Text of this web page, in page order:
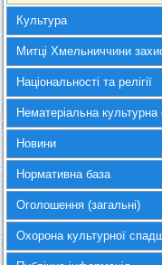
Культура
Митці Хмельниччини
Національності та релігії
Нематеріальна
Новини
Нормативна база
Оголошення (загальні)
Охорона культурної